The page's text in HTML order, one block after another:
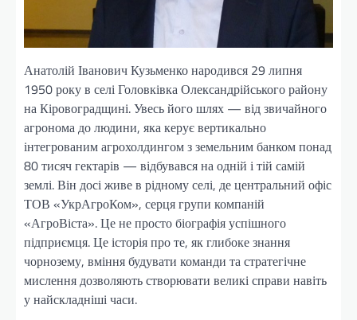
Анатолій Іванович Кузьменко народився 29 липня
1950 року в селі Головківка Олександрійського району
на Кіровоградщині. Увесь його шлях — від звичайного
агронома до людини, яка керує вертикально
інтегрованим агрохолдингом з земельним банком понад
80 тисяч гектарів — відбувався на одній і тій самій
землі. Він досі живе в рідному селі, де центральний офіс
ТОВ «УкрАгроКом», серця групи компаній
«АгроВіста». Це не просто біографія успішного
підприємця. Це історія про те, як глибоке знання
чорнозему, вміння будувати команди та стратегічне
мислення дозволяють створювати великі справи навіть
у найскладніші часи.